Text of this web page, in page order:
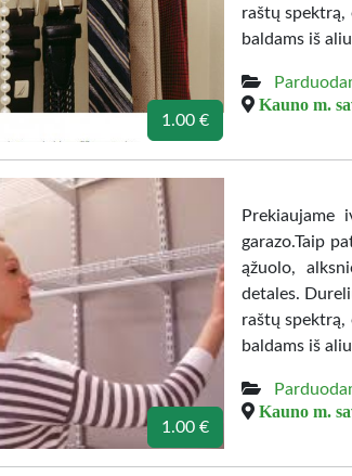
1.00 €
raštų spektrą,
baldams iš
Kauno m.
1.00 €
garazo.Taip
ąžuolo,
detales.
raštų spektrą,
baldams iš
Kauno m.